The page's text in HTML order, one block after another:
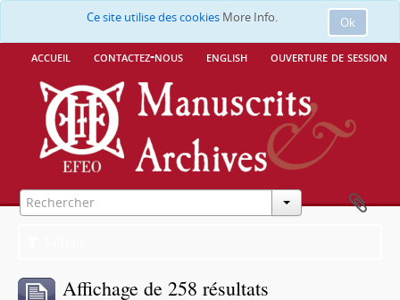
Ok
Ce site utilise des cookies More Info.
accueil contactez-nous english ouverture de session
Affichage de 258 résultats